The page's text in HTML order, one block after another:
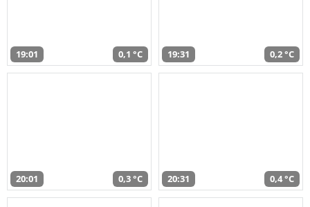
19:01 0,1 °C 19:31 0,2 °C
20:01 0,3 °C 20:31 0,4 °C